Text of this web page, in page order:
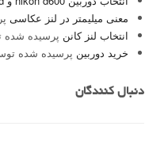
معنی میلیمتر در لنز عکاسی
انتخاب لنز کانن پرسیده
خرید دوربین پرسیده شده
دنبال کنندگان